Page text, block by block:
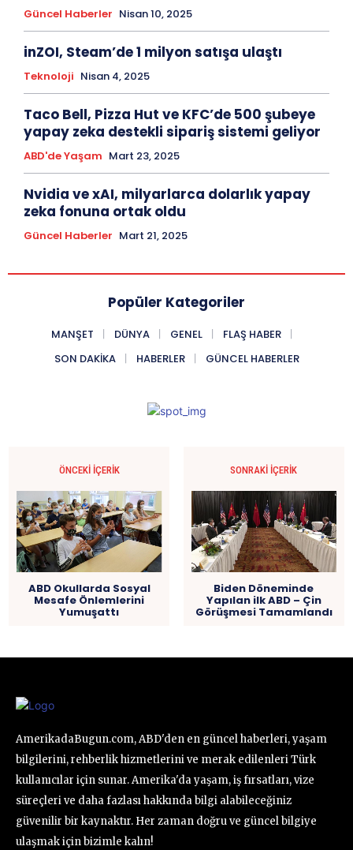
Güncel Haberler Nisan 10, 2025
inZOI, Steam’de 1 milyon satışa ulaştı
Teknoloji Nisan 4, 2025
Taco Bell, Pizza Hut ve KFC’de 500 şubeye
yapay zeka destekli sipariş sistemi geliyor
ABD'de Yaşam Mart 23, 2025
Nvidia ve xAI, milyarlarca dolarlık yapay
zeka fonuna ortak oldu
Güncel Haberler Mart 21, 2025
Popüler Kategoriler
MANŞET DÜNYA GENEL
FLAŞ HABER
SON DAKIKA
HABERLER GÜNCEL HABERLER
ÖNCEKI İÇERIK
ABD Okullarda Sosyal
Mesafe Önlemlerini
Yumuşattı
SONRAKI İÇERIK
Biden Döneminde
Yapılan ilk ABD – Çin
Görüşmesi Tamamlandı
AmerikadaBugun.com, ABD'den en güncel haberleri, yaşam
bilgilerini, rehberlik hizmetlerini ve merak edilenleri Türk
kullanıcılar için sunar. Amerika'da yaşam, iş fırsatları, vize
süreçleri ve daha fazlası hakkında bilgi alabileceğiniz
güvenilir bir kaynaktır. Her zaman doğru ve güncel bilgiye
ulaşmak için bizimle kalın!